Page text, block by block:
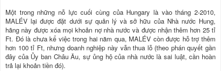
Một trong những nỗ lực cuối cùng của Hungary là vào tháng 2-2010,
MALÉV lại được đặt dưới sự quản lý và sở hữu của Nhà nước Hung,
hãng này được xóa mọi khoản nợ nhà nước và được nhận thêm hơn 25 tỉ
Ft. Ðó là chưa kể việc trong hai năm qua, MALÉV còn được hỗ trợ thêm
hơn 100 tỉ Ft, nhưng doanh nghiệp này vẫn thua lỗ (theo phán quyết gần
đây của Ủy ban Châu Âu, sự ủng hộ của nhà nước là sai luật, cần hoàn
trả lại khoản tiền đó).